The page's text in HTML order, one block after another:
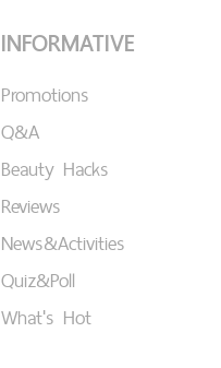
INFORMATIVE
Promotions
Q&A
Beauty Hacks
Reviews
News&Activities
Quiz&Poll
What's Hot